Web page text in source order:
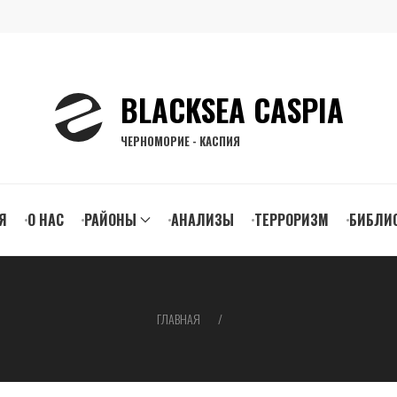
BLACKSEA CASPIA
ЧЕРНОМОРИЕ - КАСПИЯ
О НАС РАЙОНЫ АНАЛИЗЫ ТЕРРОРИЗМ
ГЛАВНАЯ